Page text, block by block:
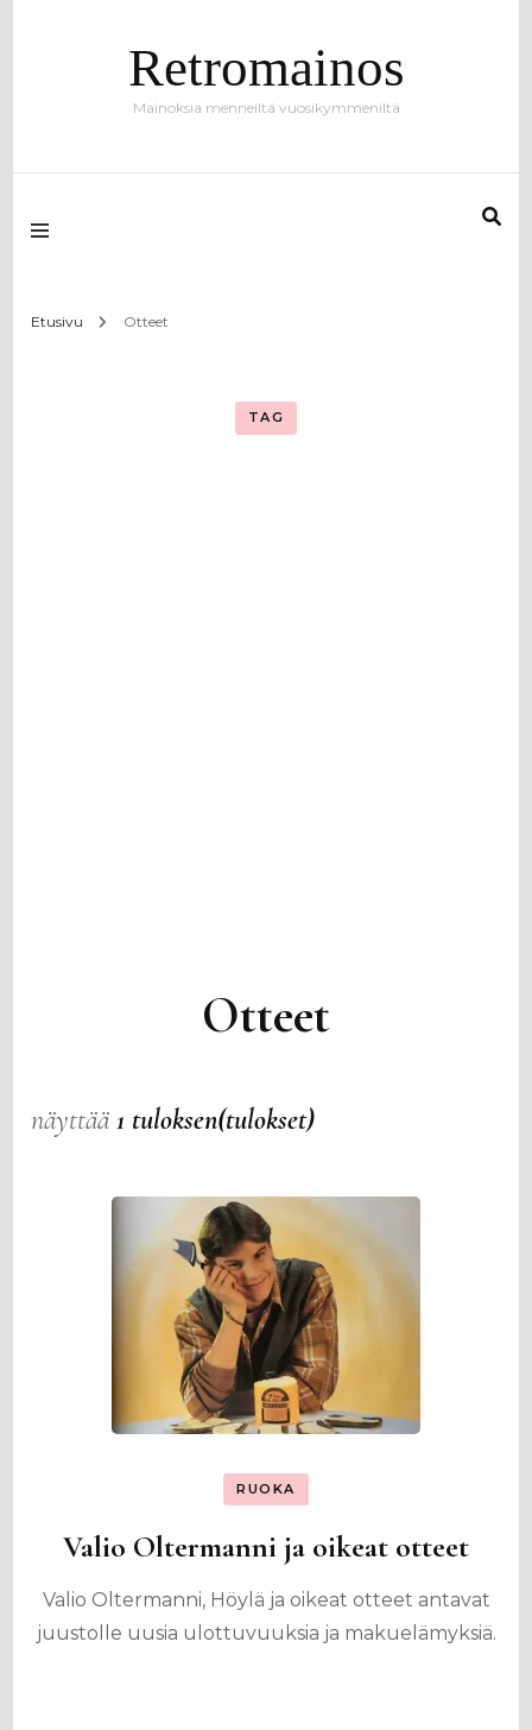
Retromainos
Mainoksia menneiltä vuosikymmeniltä
Etusivu Otteet
TAG
Otteet
näyttää1 tuloksen(tulokset)
RUOKA
Valio Oltermanni ja oikeat otteet
Valio Oltermanni, Höylä ja oikeat otteet antavat
juustolle uusia ulottuvuuksia ja makuelämyksiä.